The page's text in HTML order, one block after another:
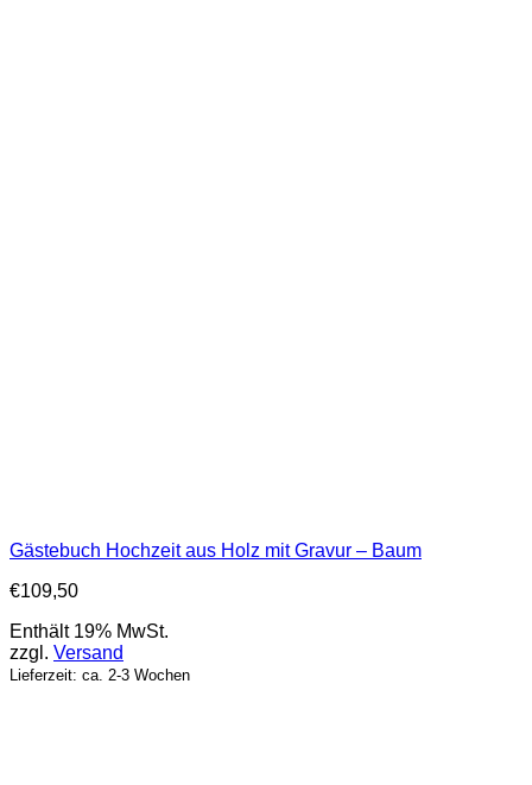
Gästebuch Hochzeit aus Holz mit Gravur – Baum
€109,50
Enthält 19% MwSt.
zzgl. Versand
Lieferzeit: ca. 2-3 Wochen